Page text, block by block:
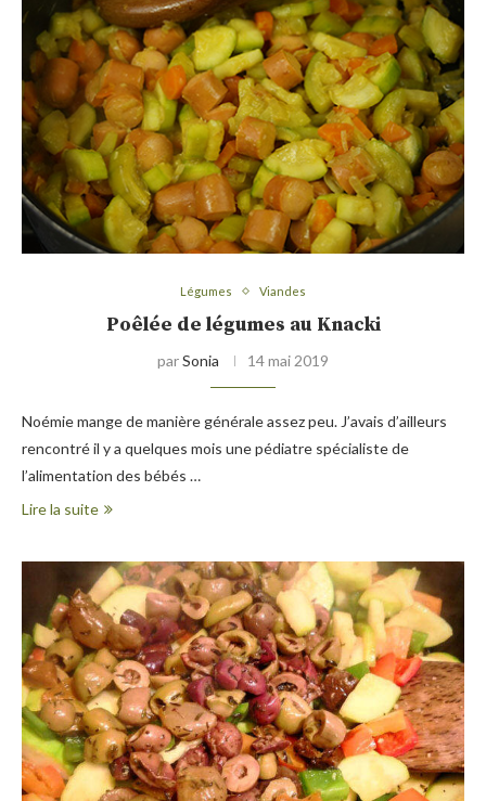
Légumes Viandes
Poêlée de légumes au Knacki
parSonia 14 mai 2019
Noémie mange de manière générale assez peu. J’avais d’ailleurs
rencontré il y a quelques mois une pédiatre spécialiste de
l’alimentation des bébés …
Lire la suite